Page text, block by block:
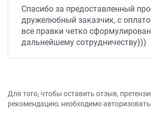
Спасибо за предоставленный
дружелюбный заказчик, с
все правки четко
дальнейшему сотрудничеству)))
Для того, чтобы оставить отзыв,
рекомендацию, необходимо